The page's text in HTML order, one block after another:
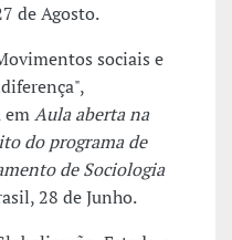
de Agosto.
sociais e
emAula aberta na
do programa de
de Sociologia
28 de Junho.